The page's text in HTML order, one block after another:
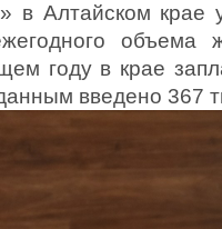
в Алтайском крае
объема
году в крае
введено 367